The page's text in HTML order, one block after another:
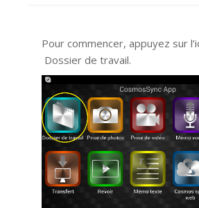
Pour commencer, appuyez sur
Dossier de travail.